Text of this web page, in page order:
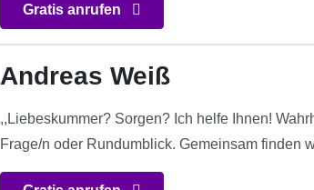
Gratis anrufen
Andreas Weiß
,,Liebeskummer? Sorgen? Ich helfe Ihnen!
Frage/n oder Rundumblick. Gemeinsam finden